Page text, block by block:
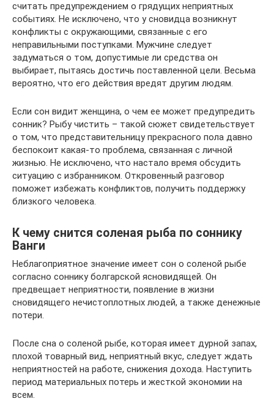
считать предупреждением о грядущих неприятных
событиях. Не исключено, что у сновидца возникнут
конфликты с окружающими, связанные с его
неправильными поступками. Мужчине следует
задуматься о том, допустимые ли средства он
выбирает, пытаясь достичь поставленной цели. Весьма
вероятно, что его действия вредят другим людям.
Если сон видит женщина, о чем ее может предупредить
сонник? Рыбу чистить – такой сюжет свидетельствует
о том, что представительницу прекрасного пола давно
беспокоит какая-то проблема, связанная с личной
жизнью. Не исключено, что настало время обсудить
ситуацию с избранником. Откровенный разговор
поможет избежать конфликтов, получить поддержку
близкого человека.
К чему снится соленая рыба по соннику
Ванги
Неблагоприятное значение имеет сон о соленой рыбе
согласно соннику болгарской ясновидящей. Он
предвещает неприятности, появление в жизни
сновидящего нечистоплотных людей, а также денежные
потери.
После сна о соленой рыбе, которая имеет дурной запах,
плохой товарный вид, неприятный вкус, следует ждать
неприятностей на работе, снижения дохода. Наступить
период материальных потерь и жесткой экономии на
всем.